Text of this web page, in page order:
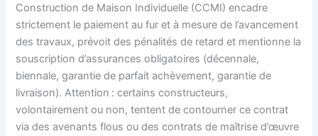
Construction de Maison Individuelle (CCMI) encadre
strictement le paiement au fur et à mesure de l’avancement
des travaux, prévoit des pénalités de retard et mentionne la
souscription d’assurances obligatoires (décennale,
biennale, garantie de parfait achèvement, garantie de
livraison). Attention : certains constructeurs,
volontairement ou non, tentent de contourner ce contrat
via des avenants flous ou des contrats de maîtrise d’œuvre